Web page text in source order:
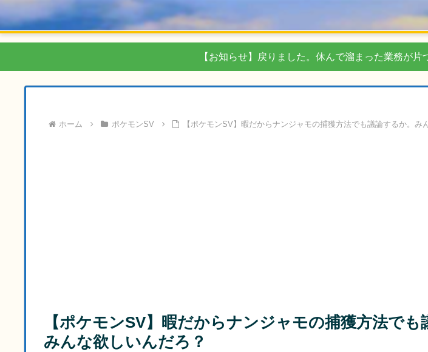
【お知らせ】戻りました。休んで溜まった業務が
ホーム ポケモンSV 【ポケモンSV】暇だからナンジャモの捕獲方法でも議論するか。み
【ポケモンSV】暇だからナンジャモの捕獲方法でも
みんな欲しいんだろ？